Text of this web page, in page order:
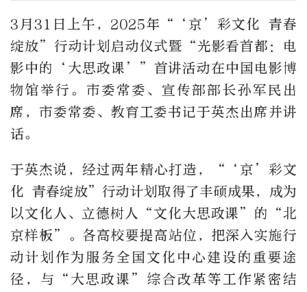
3月31日上午，2025年“‘京’彩文化 青春
绽放”行动计划启动仪式暨“光影看首都：电
影中的‘大思政课’”首讲活动在中国电影博
物馆举行。市委常委、宣传部部长孙军民出
席，市委常委、教育工委书记于英杰出席并讲
话。
于英杰说，经过两年精心打造，“‘京’彩文
化 青春绽放”行动计划取得了丰硕成果，成为
以文化人、立德树人“文化大思政课”的“北
京样板”。各高校要提高站位，把深入实施行
动计划作为服务全国文化中心建设的重要途
径，与“大思政课”综合改革等工作紧密结